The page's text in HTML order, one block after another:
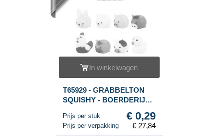
In winkelwagen
T65929 - GRABBELTON
SQUISHY - BOERDERIJ
(96st.)
Prijs per stuk € 0,29
Prijs per verpakking € 27,84